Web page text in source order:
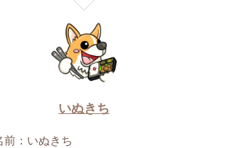
いぬきち
前：いぬきち